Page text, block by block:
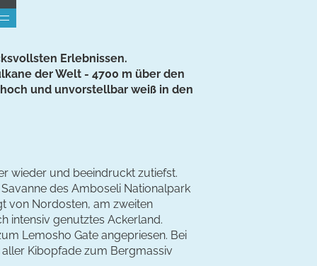
Erlebnissen.
der Welt - 4700 m über den
und unvorstellbar weiß in den
wieder und beeindruckt zutiefst.
des Amboseli Nationalpark
von Nordosten, am zweiten
intensiv genutztes Ackerland.
Lemosho Gate angepriesen. Bei
Kibopfade zum Bergmassiv